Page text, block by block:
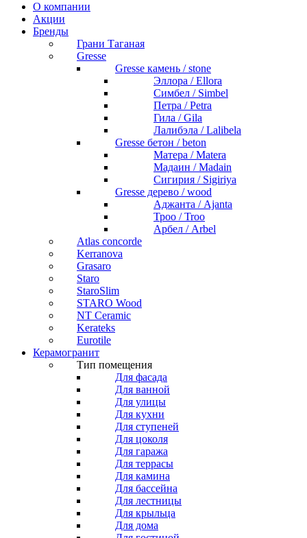
О компании
Акции
Бренды
Грани Таганая
Gresse
Gresse камень / stone
Эллора / Ellora
Симбел / Simbel
Петра / Petra
Гила / Gila
Лалибэла / Lalibela
Gresse бетон / beton
Матера / Matera
Мадаин / Madain
Сигирия / Sigiriya
Gresse дерево / wood
Аджанта / Ajanta
Троо / Troo
Арбел / Arbel
Atlas concorde
Kerranova
Grasaro
Staro
StaroSlim
STARO Wood
NT Ceramic
Kerateks
Eurotile
Керамогранит
Тип помещения
Для фасада
Для ванной
Для улицы
Для кухни
Для ступеней
Для цоколя
Для гаража
Для террасы
Для камина
Для бассейна
Для лестницы
Для крыльца
Для дома